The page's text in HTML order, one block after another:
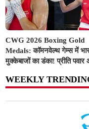
CWG 2026 Boxing Gold
Medals: कॉमनवेल्थ गेम्स में
मुक्केबाजों का डंका! प्रीति
पदक
WEEKLY